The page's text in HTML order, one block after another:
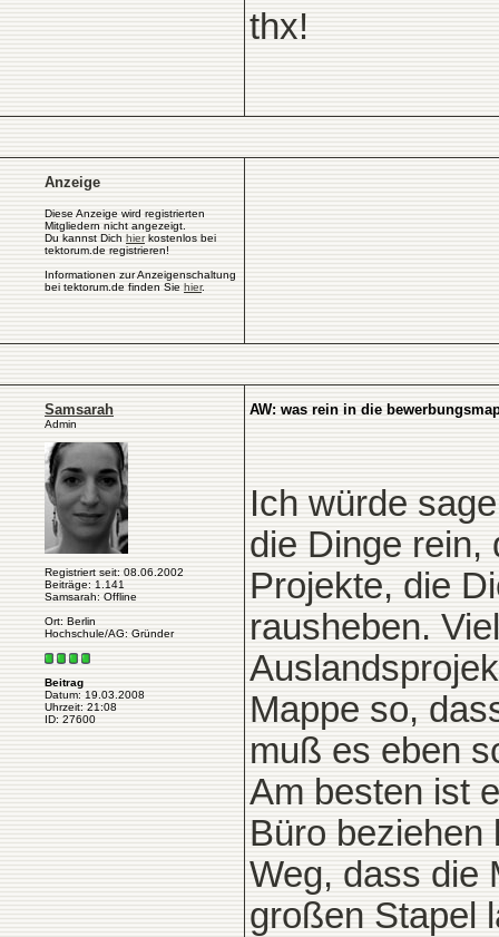
thx!
Anzeige
Diese Anzeige wird registrierten
Mitgliedern nicht angezeigt.
Du kannst Dich hierkostenlos bei
tektorum.de registrieren!
Informationen zur Anzeigenschaltung
bei tektorum.de finden Sie hier.
Samsarah
Admin
Registriert seit: 08.06.2002
Beiträge: 1.141
Samsarah: Offline
Ort: Berlin
Hochschule/AG: Gründer
Beitrag
Datum: 19.03.2008
Uhrzeit: 21:08
ID: 27600
AW: was rein in die
Ich würde
die Dinge rein,
Projekte, die
rausheben.
Mappe so,
muß es eben
Am besten ist
Büro beziehen
Weg, dass die
großen Stapel